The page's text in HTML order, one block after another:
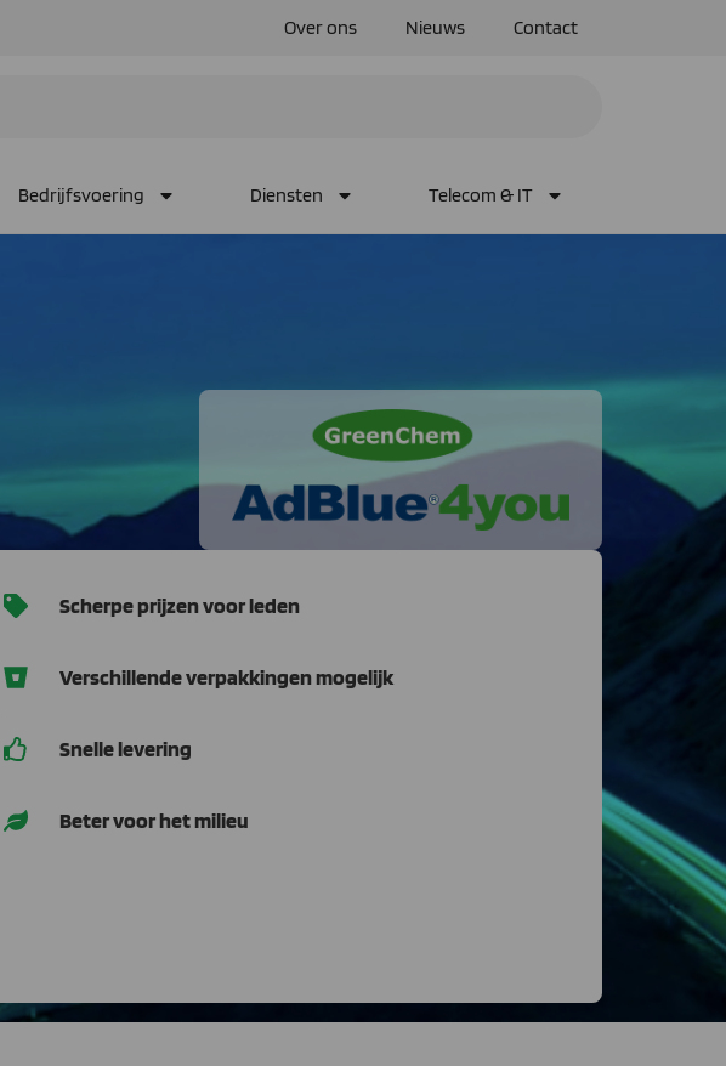
Over ons Nieuws Contact
Bedrijfsvoering Diensten Telecom & IT
Scherpe prijzen voor leden
Verschillende verpakkingen mogelijk
Snelle levering
Beter voor het milieu